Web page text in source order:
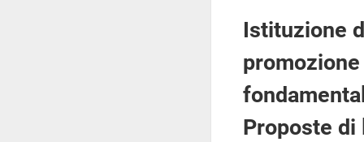
Istituzione
Proposte di